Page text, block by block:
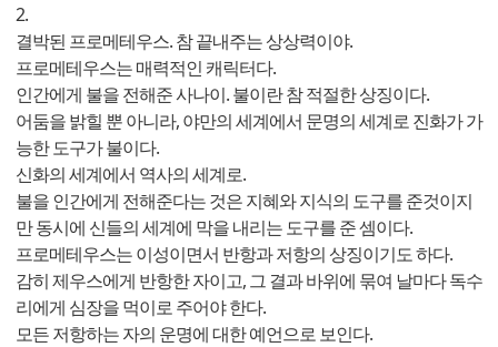
2.
결박된 프로메테우스. 참 끝내주는 상상력이야.
프로메테우스는 매력적인 캐릭터다.
인간에게 불을 전해준 사나이. 불이란 참 적절한 상징이다.
어둠을 밝힐 뿐 아니라, 야만의 세계에서 문명의 세계로 진화가 가
능한 도구가 불이다.
신화의 세계에서 역사의 세계로.
불을 인간에게 전해준다는 것은 지혜와 지식의 도구를 준것이지
만 동시에 신들의 세계에 막을 내리는 도구를 준 셈이다.
프로메테우스는 이성이면서 반항과 저항의 상징이기도 하다.
감히 제우스에게 반항한 자이고, 그 결과 바위에 묶여 날마다 독수
리에게 심장을 먹이로 주어야 한다.
모든 저항하는 자의 운명에 대한 예언으로 보인다.